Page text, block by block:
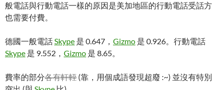
般電話與行動電話一樣的原因是美加地區的行動電話受話方
也需要付費。
德國一般電話Skype 是 0.647， Gizmo 是 0.926。行動電話
Skype 是 9.552， Gizmo 是 8.65。
費率的部分各有軒輊 (靠，用個成語發現超廢 :~) 並沒有特別